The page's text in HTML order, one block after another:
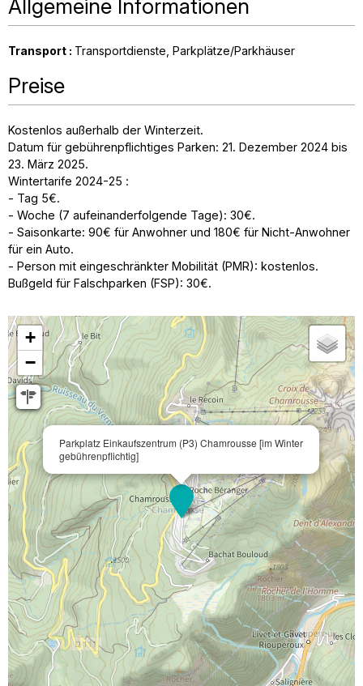
Allgemeine Informationen
Transport : Transportdienste Parkplätze/Parkhäuser
Preise
Kostenlos außerhalb der Winterzeit.
Datum für gebührenpflichtiges Parken: 21. Dezember 2024 bis
23. März 2025.
Wintertarife 2024-25 :
- Tag 5€.
- Woche (7 aufeinanderfolgende Tage): 30€.
- Saisonkarte: 90€ für Anwohner und 180€ für Nicht-Anwohner
für ein Auto.
- Person mit eingeschränkter Mobilität (PMR): kostenlos.
Bußgeld für Falschparken (FSP): 30€.
Parkplatz Einkaufszentrum (P3) Chamrousse [im Winter
gebührenpflichtig]
+
−